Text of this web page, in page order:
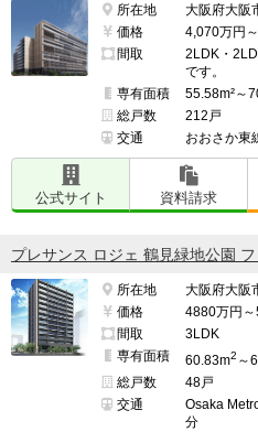
所在地
大阪府大阪
価格
4,070万円
間取
2LDK・
です。
専有面積
55.58m²～
総戸数
212戸
交通
おおさか東
公式サイト 資料請求
プレサンス ロジェ 鶴見緑地公園 フ
所在地
大阪府大阪
価格
4880万円～
間取
3LDK
専有面積
60.83m2 ～
総戸数
48戸
交通
Osaka
分